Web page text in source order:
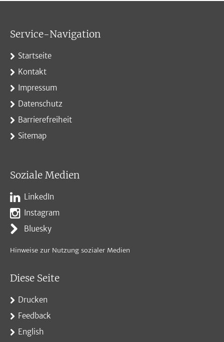
Service-Navigation
Startseite
Kontakt
Impressum
Datenschutz
Barrierefreiheit
Sitemap
Soziale Medien
LinkedIn
Instagram
Bluesky
Hinweise zur Nutzung sozialer Medien
Diese Seite
Drucken
Feedback
English